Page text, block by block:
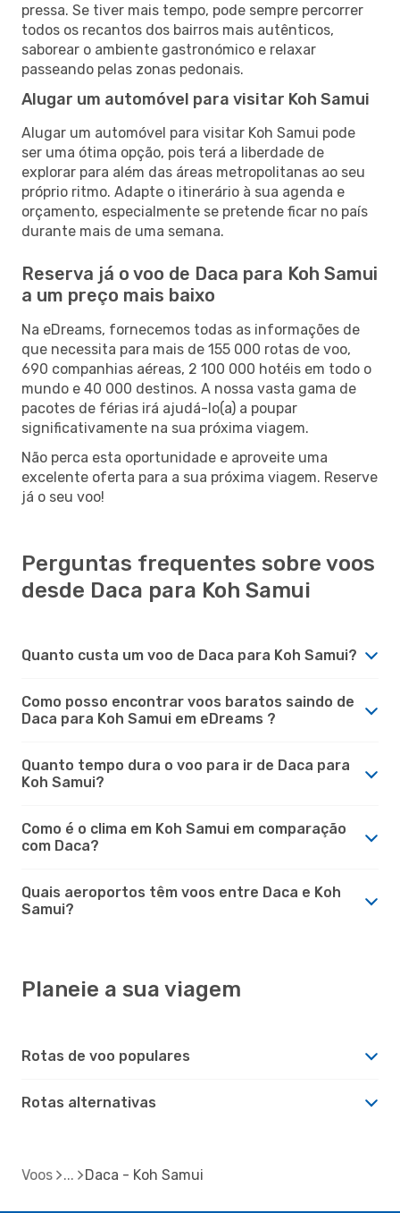
pressa. Se tiver mais tempo, pode sempre percorrer
todos os recantos dos bairros mais autênticos,
saborear o ambiente gastronómico e relaxar
passeando pelas zonas pedonais.
Alugar um automóvel para visitar Koh Samui
Alugar um automóvel para visitar Koh Samui pode
ser uma ótima opção, pois terá a liberdade de
explorar para além das áreas metropolitanas ao seu
próprio ritmo. Adapte o itinerário à sua agenda e
orçamento, especialmente se pretende ficar no país
durante mais de uma semana.
Reserva já o voo de Daca para Koh Samui
a um preço mais baixo
Na eDreams, fornecemos todas as informações de
que necessita para mais de 155 000 rotas de voo,
690 companhias aéreas, 2 100 000 hotéis em todo o
mundo e 40 000 destinos. A nossa vasta gama de
pacotes de férias irá ajudá-lo(a) a poupar
significativamente na sua próxima viagem.
Não perca esta oportunidade e aproveite uma
excelente oferta para a sua próxima viagem. Reserve
já o seu voo!
Perguntas frequentes sobre voos
desde Daca para Koh Samui
Quanto custa um voo de Daca para Koh Samui?
Como posso encontrar voos baratos saindo de
Daca para Koh Samui em eDreams ?
Quanto tempo dura o voo para ir de Daca para
Koh Samui?
Como é o clima em Koh Samui em comparação
com Daca?
Quais aeroportos têm voos entre Daca e Koh
Samui?
Planeie a sua viagem
Rotas de voo populares
Rotas alternativas
Voos Daca - Koh Samui